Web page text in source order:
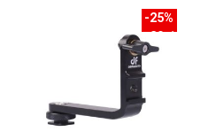
-25%
-20zł